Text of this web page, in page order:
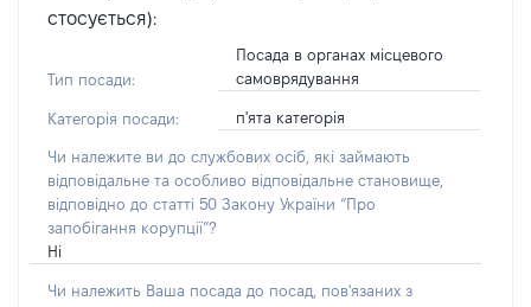
стосується):
Тип посади:
Посада в органах місцевого
самоврядування
Категорія посади: п'ята категорія
Чи належите ви до службових осіб, які займають
відповідальне та особливо відповідальне становище,
відповідно до статті 50 Закону України “Про
запобігання корупції”?
Ні
Чи належить Ваша посада до посад, пов'язаних з